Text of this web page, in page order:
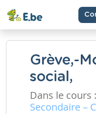
Grève,-
social,
Dans le cours :
Secondaire –